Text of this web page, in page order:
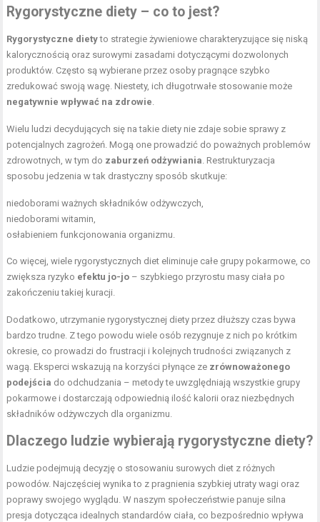
Rygorystyczne diety – co to jest?
Rygorystyczne dietyto strategie żywieniowe charakteryzujące się niską
kalorycznością oraz surowymi zasadami dotyczącymi dozwolonych
produktów. Często są wybierane przez osoby pragnące szybko
zredukować swoją wagę. Niestety, ich długotrwałe stosowanie może
negatywnie wpływać na zdrowie.
Wielu ludzi decydujących się na takie diety nie zdaje sobie sprawy z
potencjalnych zagrożeń. Mogą one prowadzić do poważnych problemów
zdrowotnych, w tym do zaburzeń odżywiania. Restrukturyzacja
sposobu jedzenia w tak drastyczny sposób skutkuje:
niedoborami ważnych składników odżywczych,
niedoborami witamin,
osłabieniem funkcjonowania organizmu.
Co więcej, wiele rygorystycznych diet eliminuje całe grupy pokarmowe, co
zwiększa ryzyko efektu jo-jo – szybkiego przyrostu masy ciała po
zakończeniu takiej kuracji.
Dodatkowo, utrzymanie rygorystycznej diety przez dłuższy czas bywa
bardzo trudne. Z tego powodu wiele osób rezygnuje z nich po krótkim
okresie, co prowadzi do frustracji i kolejnych trudności związanych z
wagą. Eksperci wskazują na korzyści płynące ze zrównoważonego
podejścia do odchudzania – metody te uwzględniają wszystkie grupy
pokarmowe i dostarczają odpowiednią ilość kalorii oraz niezbędnych
składników odżywczych dla organizmu.
Dlaczego ludzie wybierają rygorystyczne diety?
Ludzie podejmują decyzję o stosowaniu surowych diet z różnych
powodów. Najczęściej wynika to z pragnienia szybkiej utraty wagi oraz
poprawy swojego wyglądu. W naszym społeczeństwie panuje silna
presja dotycząca idealnych standardów ciała, co bezpośrednio wpływa